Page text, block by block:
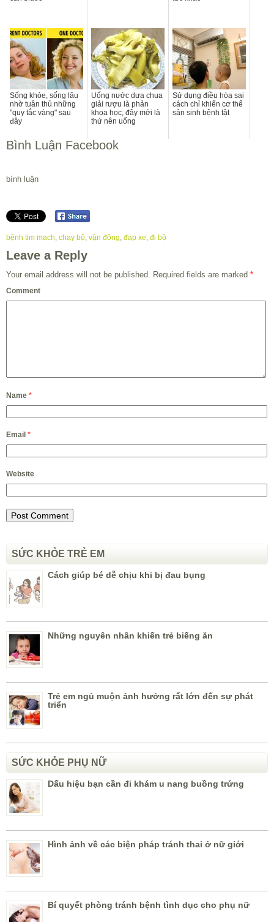
Sống khỏe, sống lâu
nhờ tuân thủ những
"quy tắc vàng" sau
đây
Uống nước dưa chua
giải rượu là phản
khoa học, đây mới là
thứ nên uống
Sử dụng điều hòa sai
cách chỉ khiến cơ thể
sản sinh bệnh tật
Bình Luận Facebook
bình luận
bệnh tim mạch chạy bộ vận động đạp xe đi bộ
Leave a Reply
Your email address will not be published. Required fields are marked *
Comment
Name *
Email *
Website
SỨC KHỎE TRẺ EM
Cách giúp bé dễ chịu khi bị đau bụng
Những nguyên nhân khiến trẻ biếng ăn
Trẻ em ngủ muộn ảnh hưởng rất lớn đến sự phát
triển
SỨC KHỎE PHỤ NỮ
Dấu hiệu bạn cần đi khám u nang buồng trứng
Hình ảnh về các biện pháp tránh thai ở nữ giới
Bí quyết phòng tránh bệnh tình dục cho phụ nữ